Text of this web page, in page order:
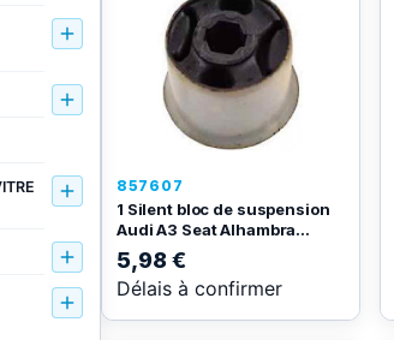
857607
1 Silent bloc de suspension
Audi A3 Seat Alhambra...
5,98 €
Délais à confirmer




